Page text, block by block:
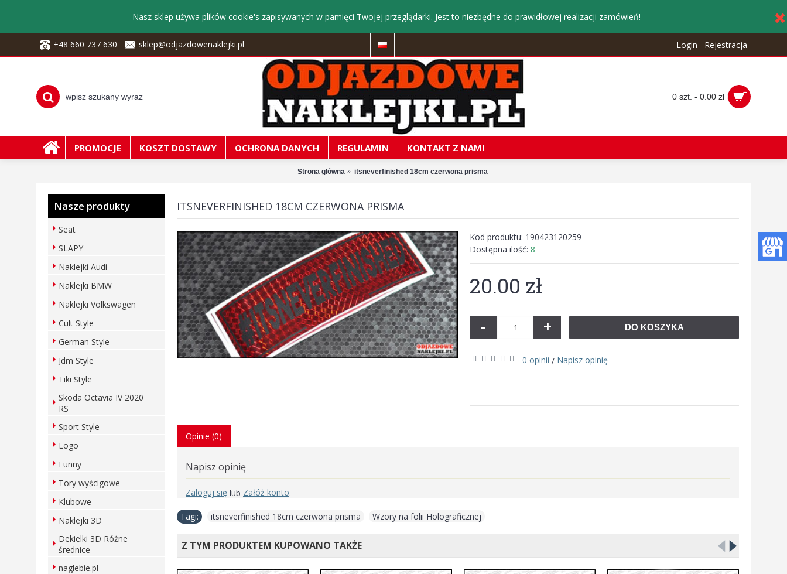
Nasz sklep używa plików cookie's zapisywanych w pamięci Twojej przeglądarki. Jest to niezbędne do prawidłowej realizacji zamówień!
+48 660 737 630 sklep@odjazdowenaklejki.pl Login Rejestracja
0 szt. - 0.00 zł
PROMOCJE KOSZT DOSTAWY OCHRONA DANYCH REGULAMIN KONTAKT Z NAMI
Strona główna itsneverfinished 18cm czerwona prisma
Nasze produkty
Seat
SLAPY
Naklejki Audi
Naklejki BMW
Naklejki Volkswagen
Cult Style
German Style
Jdm Style
Tiki Style
Skoda Octavia IV 2020
RS
Sport Style
Logo
Funny
Tory wyścigowe
Klubowe
Naklejki 3D
Dekielki 3D Różne
średnice
naglebie.pl
ITSNEVERFINISHED 18CM CZERWONA PRISMA
Kod produktu: 190423120259
Dostępna ilość: 8
20.00 zł
- + DO KOSZYKA
0 opinii / Napisz opinię
Opinie (0)
Napisz opinię
Zaloguj się lub Załóż konto.
Tagi: itsneverfinished 18cm czerwona prisma Wzory na folii Holograficznej
Z TYM PRODUKTEM KUPOWANO TAKŻE